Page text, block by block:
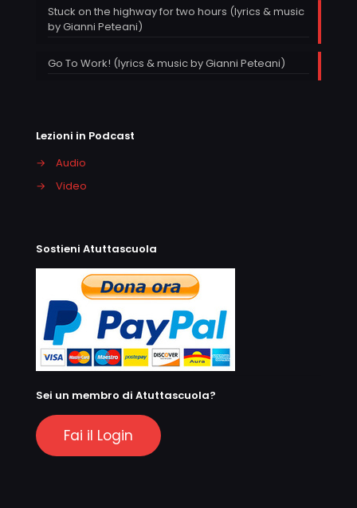
Stuck on the highway for two hours (lyrics & music
by Gianni Peteani)
Go To Work! (lyrics & music by Gianni Peteani)
Lezioni in Podcast
→
Audio
→
Video
Sostieni Atuttascuola
Sei un membro di Atuttascuola?
Fai il Login